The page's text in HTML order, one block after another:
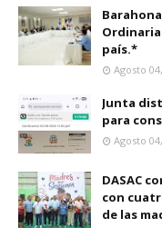
país.*
Agosto
Junta
para
Agosto
DASAC
con
de las